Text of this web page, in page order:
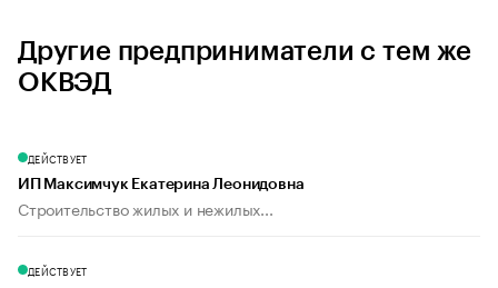
Другие предприниматели с тем же
ОКВЭД
ДЕЙСТВУЕТ
ИП Максимчук Екатерина Леонидовна
Строительство жилых и нежилых...
ДЕЙСТВУЕТ